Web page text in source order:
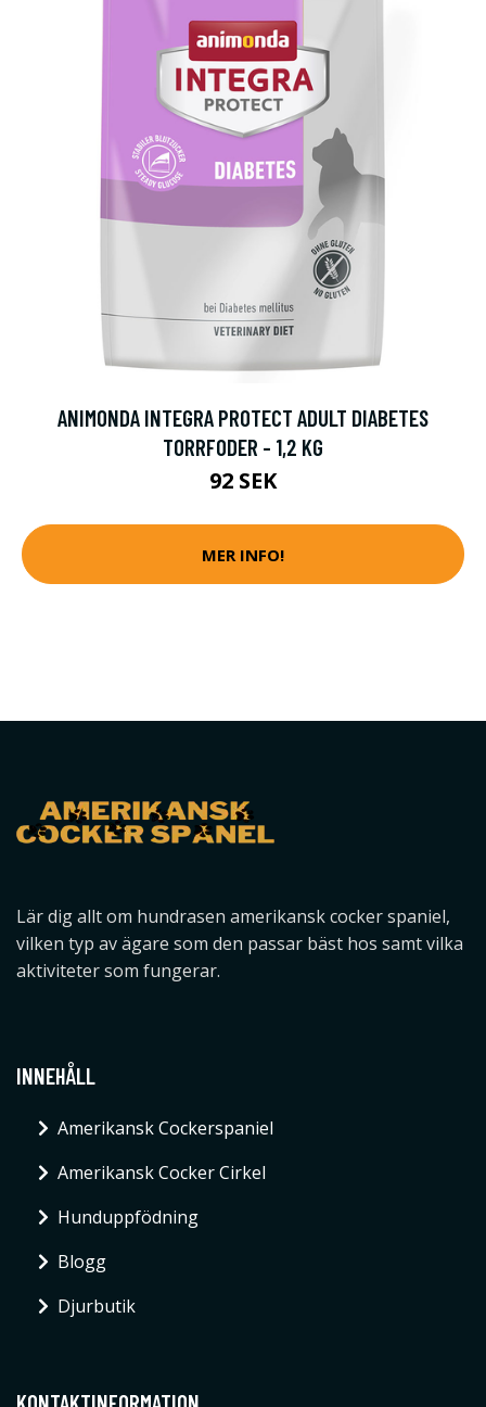
ANIMONDA INTEGRA PROTECT ADULT DIABETES
TORRFODER - 1,2 KG
92 SEK
MER INFO!
Lär dig allt om hundrasen amerikansk cocker spaniel,
vilken typ av ägare som den passar bäst hos samt vilka
aktiviteter som fungerar.
INNEHÅLL
Amerikansk Cockerspaniel
Amerikansk Cocker Cirkel
Hunduppfödning
Blogg
Djurbutik